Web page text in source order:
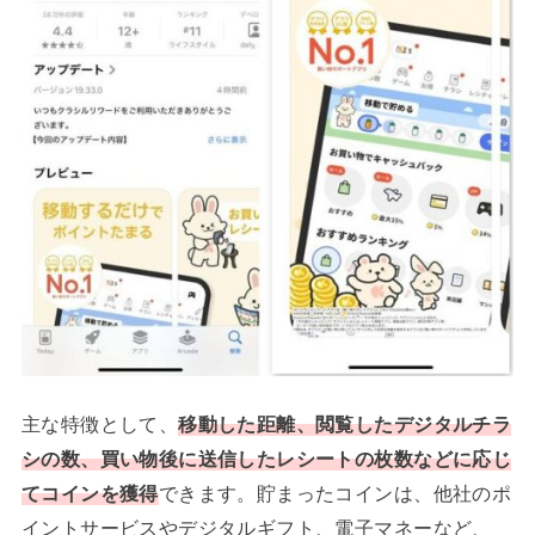
主な特徴として、移動した距離、閲覧したデジタルチラ
シの数、買い物後に送信したレシートの枚数などに応じ
てコインを獲得できます。貯まったコインは、他社のポ
イントサービスやデジタルギフト、電子マネーなど、